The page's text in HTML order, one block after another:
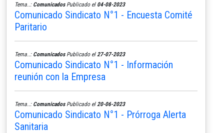
Tema..: ComunicadosPublicado el 04-08-2023
Comunicado Sindicato N°1 - Encuesta Comité
Paritario
Tema..: ComunicadosPublicado el 27-07-2023
Comunicado Sindicato N°1 - Información
reunión con la Empresa
Tema..: ComunicadosPublicado el 20-06-2023
Comunicado Sindicato N°1 - Prórroga Alerta
Sanitaria